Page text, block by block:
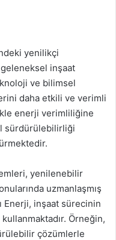
yenilikçi
geleneksel inşaat
ve bilimsel
daha etkili ve verimli
enerji verimliliğine
sürdürülebilirliği
yenilenebilir
uzmanlaşmış
Enerji, inşaat sürecinin
Örneğin,
çözümlerle